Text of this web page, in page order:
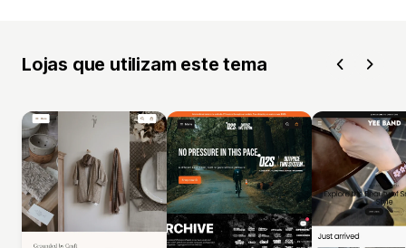
Lojas que utilizam este tema